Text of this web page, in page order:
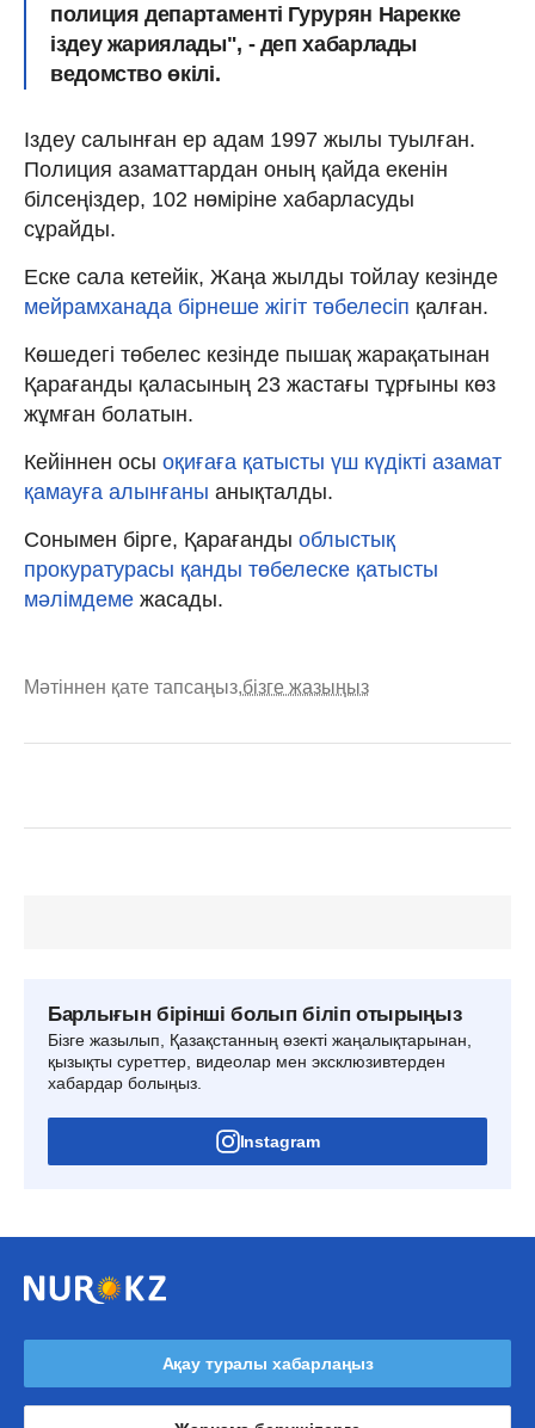
полиция департаменті Гурурян Нарекке
іздеу жариялады", - деп хабарлады
ведомство өкілі.
Іздеу салынған ер адам 1997 жылы туылған.
Полиция азаматтардан оның қайда екенін
білсеңіздер, 102 нөміріне хабарласуды
сұрайды.
Еске сала кетейік, Жаңа жылды тойлау кезінде
мейрамханада бірнеше жігіт төбелесіп қалған.
Көшедегі төбелес кезінде пышақ жарақатынан
Қарағанды қаласының 23 жастағы тұрғыны көз
жұмған болатын.
Кейіннен осы оқиғаға қатысты үш күдікті азамат
қамауға алынғаны анықталды.
Сонымен бірге, Қарағанды облыстық
прокуратураcы қанды төбелеске қатысты
мәлімдеме жасады.
Мәтіннен қате тапсаңыз,бізге жазыңыз
Барлығын бірінші болып біліп отырыңыз
Бізге жазылып, Қазақстанның өзекті жаңалықтарынан,
қызықты суреттер, видеолар мен эксклюзивтерден
хабардар болыңыз.
Instagram
Ақау туралы хабарлаңыз